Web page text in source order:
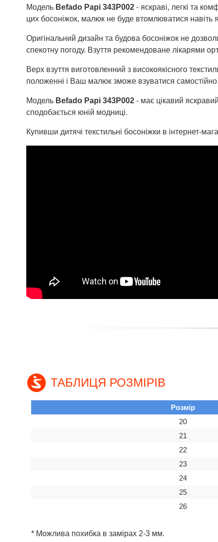
Модель Befado Papi 343P002 - яскраві, легкі та
цих босоніжок, малюк не буде втомлюватися навіть
Оригінальний дизайн та будова босоніжок не
спекотну погоду. Взуття рекомендоване лікарями
Верх взуття виготовленний з високоякісного
положенні і Ваш малюк зможе взуватися
Модель Befado Papi 343P002 - має цікавий
сподобається юній модниці.
Купивши дитячі текстильні босоніжки в інтернет-
ТАБЛИЦЯ РОЗМІРІВ
Розмір
20
21
22
23
24
25
26
* Можлива похибка в замірах 2-3 мм.